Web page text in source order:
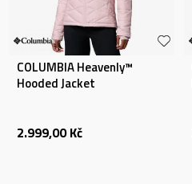
COLUMBIA Heavenly™
Hooded Jacket
2.999,00 Kč